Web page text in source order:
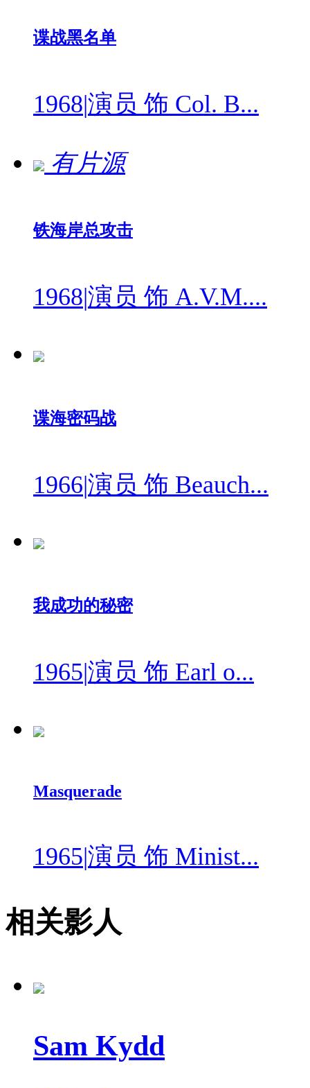
谍战黑名单
1968|演员 饰 Col. B...
有片源
铁海岸总攻击
1968|演员 饰 A.V.M....
谍海密码战
1966|演员 饰 Beauch...
我成功的秘密
1965|演员 饰 Earl o...
Masquerade
1965|演员 饰 Minist...
相关影人
Sam Kydd